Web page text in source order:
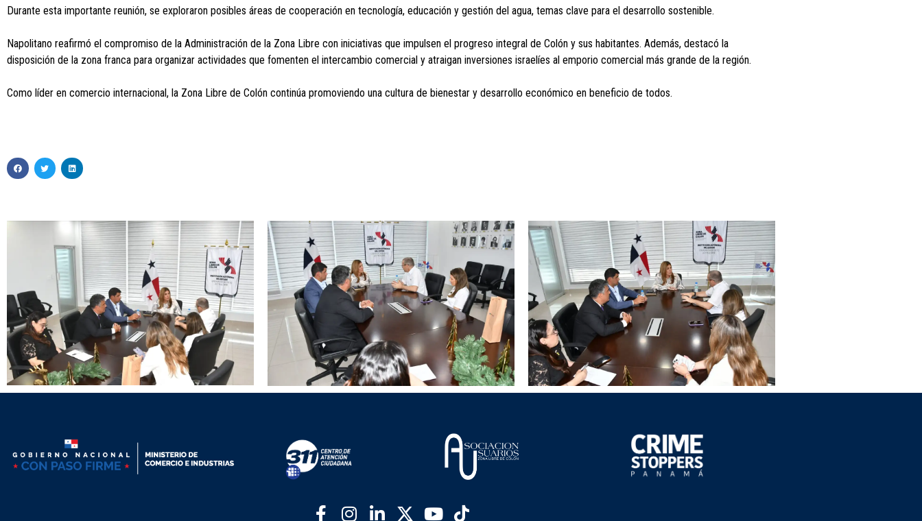
Durante esta importante reunión, se exploraron posibles áreas de cooperación en tecnología, educación y gestión del agua, temas clave para el desarrollo sostenible.
Napolitano reafirmó el compromiso de la Administración de la Zona Libre con iniciativas que impulsen el progreso integral de Colón y sus habitantes. Además, destacó la
disposición de la zona franca para organizar actividades que fomenten el intercambio comercial y atraigan inversiones israelíes al emporio comercial más grande de la región.
Como líder en comercio internacional, la Zona Libre de Colón continúa promoviendo una cultura de bienestar y desarrollo económico en beneficio de todos.